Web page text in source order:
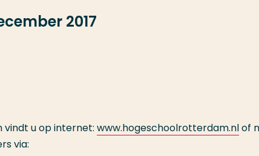
2017
vindt u op internet: www.hogeschoolrotterdam.nlof
via: